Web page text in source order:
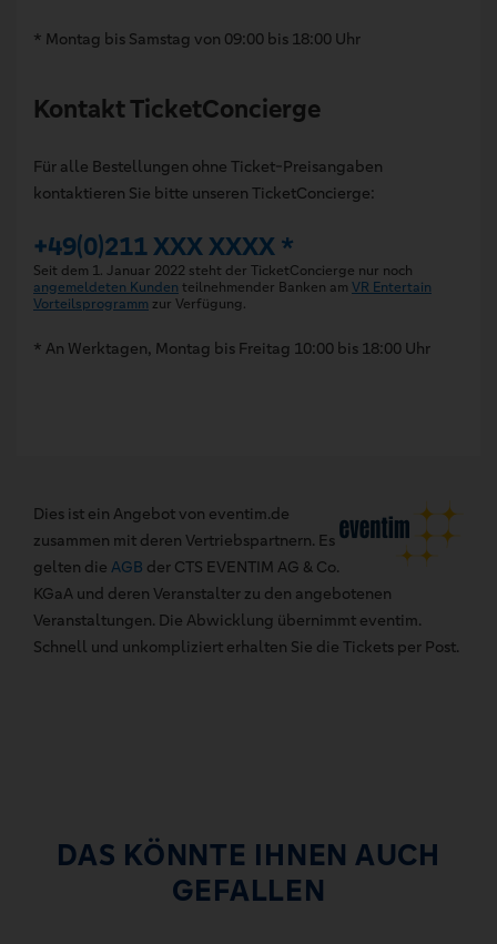
* Montag bis Samstag von 09:00 bis 18:00 Uhr
Kontakt TicketConcierge
Für alle Bestellungen ohne Ticket-Preisangaben
kontaktieren Sie bitte unseren TicketConcierge:
+49(0)211 XXX XXXX *
Seit dem 1. Januar 2022 steht der TicketConcierge nur noch
angemeldeten Kunden teilnehmender Banken am VR Entertain
Vorteilsprogramm zur Verfügung.
* An Werktagen, Montag bis Freitag 10:00 bis 18:00 Uhr
Dies ist ein Angebot von eventim.de
zusammen mit deren Vertriebspartnern. Es
gelten die AGB der CTS EVENTIM AG & Co.
KGaA und deren Veranstalter zu den angebotenen
Veranstaltungen. Die Abwicklung übernimmt eventim.
Schnell und unkompliziert erhalten Sie die Tickets per Post.
DAS KÖNNTE IHNEN AUCH
GEFALLEN